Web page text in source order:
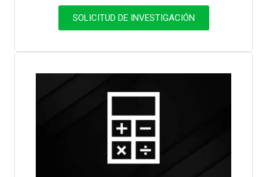
SOLICITUD DE INVESTIGACIÓN